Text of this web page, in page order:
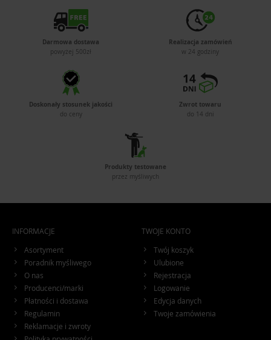
Darmowa dostawa
powyżej 500zł
Realizacja zamówień
w 24 godziny
Doskonały stosunek jakości
do ceny
Zwrot towaru
do 14 dni
Produkty testowane
przez myśliwych
INFORMACJE
Asortyment
Poradnik myśliwego
O nas
Producenci/marki
Płatności i dostawa
Regulamin
Reklamacje i zwroty
TWOJE KONTO
Twój koszyk
Ulubione
Rejestracja
Logowanie
Edycja danych
Twoje zamówienia